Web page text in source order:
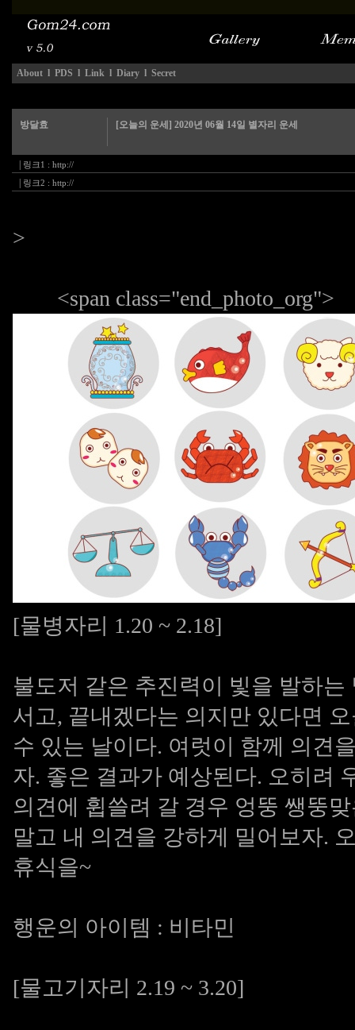
About l PDS l Link l Diary l Secret
방달효 [오늘의 운세] 2020년 06월 14일 별자리 운세
링크1 : http://
링크2 : http://
>
<span class="end_photo_org">
[물병자리 1.20 ~ 2.18]
불도저 같은 추진력이 빛을 발하
서고, 끝내겠다는 의지만 있다면
수 있는 날이다. 여럿이 함께 의견
자. 좋은 결과가 예상된다. 오히려
의견에 휩쓸려 갈 경우 엉뚱 쌩뚱
말고 내 의견을 강하게 밀어보자.
휴식을~
행운의 아이템 : 비타민
[물고기자리 2.19 ~ 3.20]